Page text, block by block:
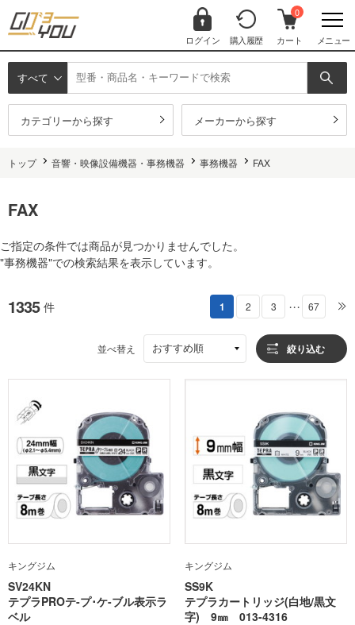
ログイン 購入履歴
0
カート メニュー
すべて
カテゴリーから探す メーカーから探す
トップ 音響・映像設備機器・事務機器 事務機器 FAX
FAX
ご指定の条件では商品が見つかりませんでした。
"事務機器"での検索結果を表示しています。
1335 件 1 2 3 ・・・ 67
並べ替え おすすめ順 絞り込む
キングジム
SV24KN
テプラPROテ-プ･ケ-ブル表示ラ
ベル
キングジム
SS9K
テプラカートリッジ(白地/黒文
字) 9㎜ 013-4316